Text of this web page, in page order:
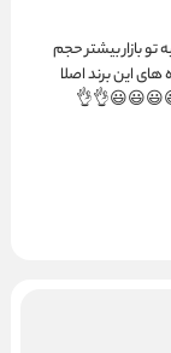
بازار بیشتر حجم
این برند اصلا
😃😃😃😃👌👌